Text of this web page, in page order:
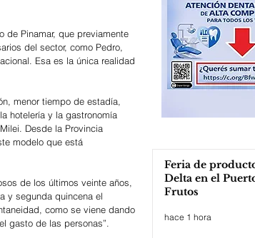
de Pinamar, que previamente
del sector, como Pedro,
Esa es la única realidad
menor tiempo de estadía,
hotelería y la gastronomía
Desde la Provincia
modelo que está
de los últimos veinte años,
y segunda quincena el
como se viene dando
gasto de las personas”.
Feria de
Delta en el
Frutos
hace 1 hora